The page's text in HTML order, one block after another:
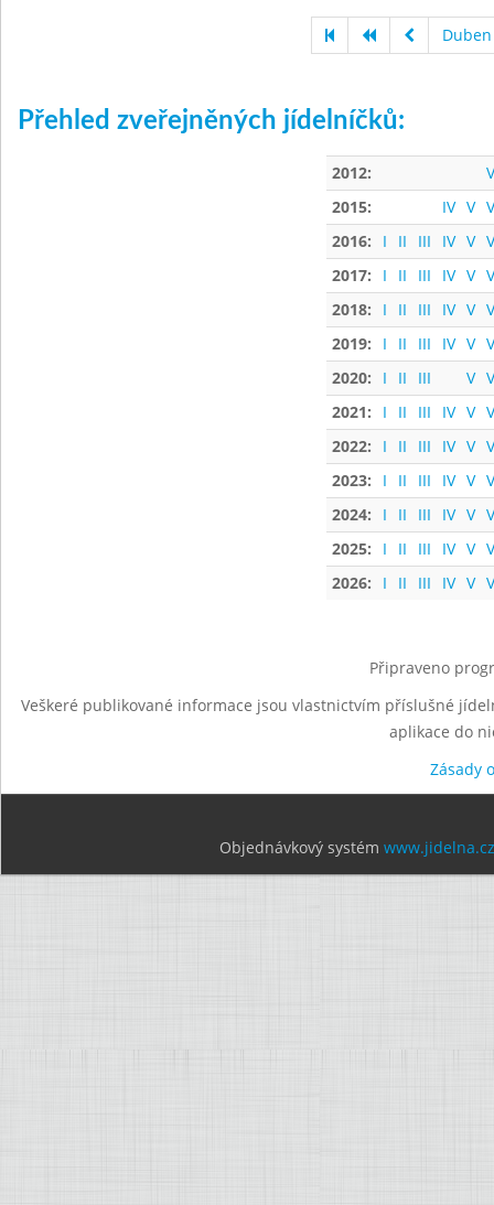
Přehled zveřejněných jídelníčků:
2012:
2015:
IV V
2016:
I II III IV V
2017:
I II III IV V
2018:
I II III IV V
2019:
I II III IV V
2020:
I II III V
2021:
I II III IV V
2022:
I II III IV V
2023:
I II III IV V
2024:
I II III IV V
2025:
I II III IV V
2026:
I II III IV V
Připraveno
Veškeré publikované informace jsou vlastnictvím příslušné
aplikace do
Zásady
Objednávkový systém www.jidelna.cz